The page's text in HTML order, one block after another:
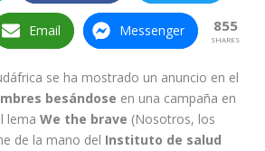
Email Messenger 855
SHARES
se ha mostrado un anuncio en el
besándose en una campaña en
lema We the brave (Nosotros, los
de la mano del Instituto de salud